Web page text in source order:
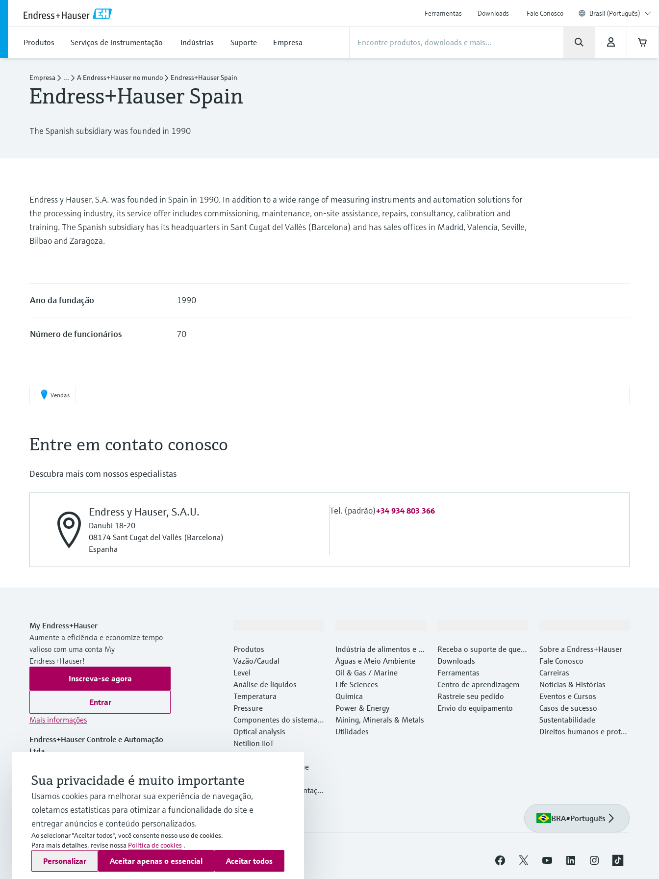
Ferramentas Downloads Fale Conosco Brasil (Português)
Produtos Serviços de instrumentação Indústrias Suporte Empresa
Empresa ... A Endress+Hauser no mundo Endress+Hauser Spain
Endress+Hauser Spain
The Spanish subsidiary was founded in 1990
Endress y Hauser, S.A. was founded in Spain in 1990. In addition to a wide range of measuring instruments and automation solutions for
the processing industry, its service offer includes commissioning, maintenance, on-site assistance, repairs, consultancy, calibration and
training. The Spanish subsidiary has its headquarters in Sant Cugat del Vallès (Barcelona) and has sales offices in Madrid, Valencia, Seville,
Bilbao and Zaragoza.
Ano da fundação 1990
Número de funcionários 70
Vendas
Entre em contato conosco
Descubra mais com nossos especialistas
Endress y Hauser, S.A.U.
Danubi 18-20
08174 Sant Cugat del Vallès (Barcelona)
Espanha
Tel. (padrão)+34 934 803 366
My Endress+Hauser
Aumente a eficiência e economize tempo
valioso com uma conta My
Endress+Hauser!
Inscreva-se agora
Entrar
Mais informações
Endress+Hauser Controle e Automação
Ltda.
+55 11 5033-4333
info.br@endress.com
Produtos
Vazão/Caudal
Level
Análise de líquidos
Temperatura
Pressure
Componentes do sistema e
gerenciadores de dados
Optical analysis
Netilion IIoT
Software
Produtos em destaque
Ferramentas
Serviços de instrumentaçã
o
Indústria de alimentos e b
ebidas
Águas e Meio Ambiente
Oil & Gas / Marine
Life Sciences
Química
Power & Energy
Mining, Minerals & Metals
Utilidades
Receba o suporte de que v
ocê precisa, rapidamente!
Downloads
Ferramentas
Centro de aprendizagem
Rastreie seu pedido
Envio do equipamento
Sobre a Endress+Hauser
Fale Conosco
Carreiras
Notícias & Histórias
Eventos e Cursos
Casos de sucesso
Sustentabilidade
Direitos humanos e proteç
BRA•Português
ImprintTermos de UtilizaçãoProteção de dadosTermos e Condições Gerais
Sua privacidade é muito importante
Usamos cookies para melhorar sua experiência de navegação,
coletamos estatísticas para otimizar a funcionalidade do site e
entregar anúncios e conteúdo personalizados.
Ao selecionar "Aceitar todos", você consente nosso uso de cookies.
Para mais detalhes, revise nossa Política de cookies .
Personalizar Aceitar apenas o essencial Aceitar todos